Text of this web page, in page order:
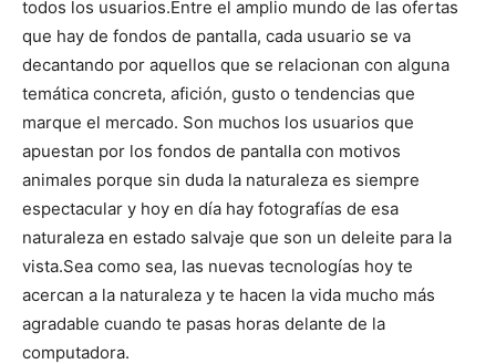
todos los usuarios.Entre el amplio mundo de las ofertas
que hay de fondos de pantalla, cada usuario se va
decantando por aquellos que se relacionan con alguna
temática concreta, afición, gusto o tendencias que
marque el mercado. Son muchos los usuarios que
apuestan por los fondos de pantalla con motivos
animales porque sin duda la naturaleza es siempre
espectacular y hoy en día hay fotografías de esa
naturaleza en estado salvaje que son un deleite para la
vista.Sea como sea, las nuevas tecnologías hoy te
acercan a la naturaleza y te hacen la vida mucho más
agradable cuando te pasas horas delante de la
computadora.